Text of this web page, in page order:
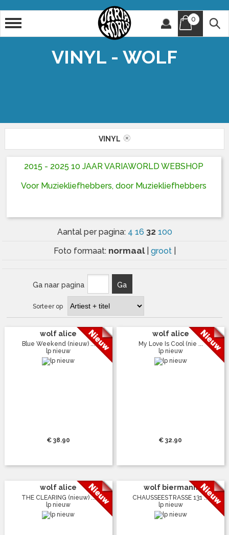
0
VINYL - WOLF
VINYL
2015 - 2025 10 JAAR VARIAWORLD WEBSHOP
Voor Muziekliefhebbers, door Muziekliefhebbers
Aantal per pagina: 4 16 32 100
Foto formaat: normaal groot
Ga naar pagina Ga
Sorteer op
wolf alice
Blue Weekend (nieuw) ...
lp nieuw
€ 38.90
wolf alice
My Love Is Cool (nie ...
lp nieuw
€ 32.90
wolf alice
THE CLEARING (nieuw) ...
lp nieuw
wolf biermann
CHAUSSEESTRASSE 131 ...
lp nieuw